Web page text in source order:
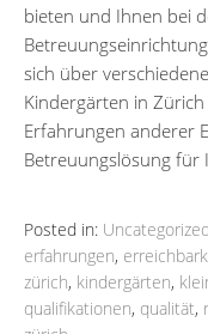
bieten und Ihnen bei
sich über
Kindergärten in
Erfahrungen anderer
Betreuungslösung für
Posted in: Uncategorized
erfahrungen,
zürich, kindergärten,
qualifikationen, qualität,